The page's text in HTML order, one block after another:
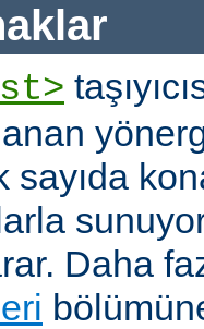
Daha